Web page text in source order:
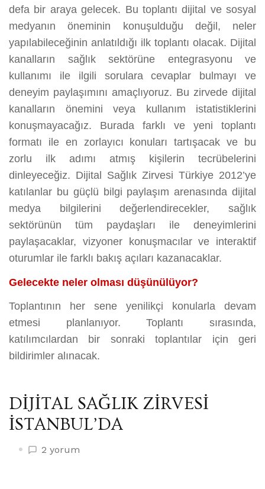
defa bir araya gelecek. Bu toplantı dijital ve sosyal
medyanın öneminin konuşulduğu değil, neler
yapılabileceğinin anlatıldığı ilk toplantı olacak. Dijital
kanalların sağlık sektörüne entegrasyonu ve
kullanımı ile ilgili sorulara cevaplar bulmayı ve
deneyim paylaşımını amaçlıyoruz. Bu zirvede dijital
kanalların önemini veya kullanım istatistiklerini
konuşmayacağız. Burada farklı ve yeni toplantı
formatı ile en zorlayıcı konuları tartışacak ve bu
zorlu ilk adımı atmış kişilerin tecrübelerini
dinleyeceğiz. Dijital Sağlık Zirvesi Türkiye 2012’ye
katılanlar bu güçlü bilgi paylaşım arenasında dijital
medya bilgilerini değerlendirecekler, sağlık
sektörünün tüm paydaşları ile deneyimlerini
paylaşacaklar, vizyoner konuşmacılar ve interaktif
oturumlar ile farklı bakış açıları kazanacaklar.
Gelecekte neler olması düşünülüyor?
Toplantının her sene yenilikçi konularla devam
etmesi planlanıyor. Toplantı sırasında,
katılımcılardan bir sonraki toplantılar için geri
bildirimler alınacak.
DİJİTAL SAĞLIK ZİRVESİ
İSTANBUL’DA
DİJİTAL
2 yorum